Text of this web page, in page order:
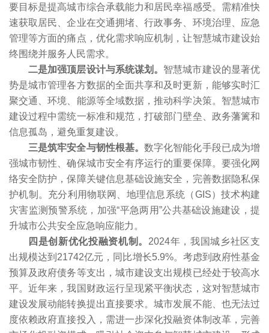
要目标是提高城市综合承载能力和居民幸福感受。需精准快
速获取居民、企业在交通拥堵、行政事务、环境治理、应急
管理等方面的痛点，优化需求响应机制，让智慧城市建设始
终围绕并服务人民需求。
二是加强顶层设计与系统谋划。 智慧城市建设的显著优
势是城市管理各方数据的全面共享和及时更新，能够实时汇
聚交通、环境、能源等全域数据，推动科学决策。智慧城市
建设过程中需统一标准和规范，打破部门壁垒、政务藩篱和
信息孤岛，避免重复建设。
三是筑牢安全与韧性根基。数字化智能化手段已成为增
强城市韧性、确保城市安全有序运行的重要保障。要强化网
络安全防护，保障关键信息基础设施安全，完善数据隐私保
护机制。充分利用物联网、地理信息系统（GIS）技术构建
灾害监测预警系统，加强“平急两用”公共基础设施建设，提
升城市公共安全应急响应能力。
四是创新优化投融资机制。 2024年，我国城乡社区支
出规模达到21742亿元，同比增长5.9%。考虑到政府性基金
预算及政府债务等支出，城市建设支出规模已经处于较高水
平。近年来，我国财政运行呈现紧平衡状态，这对智慧城市
建设发展动能转换提出直接要求。城市发展不能、也无法过
度依赖政府直接投入，需进一步深化投融资体制改革，完善